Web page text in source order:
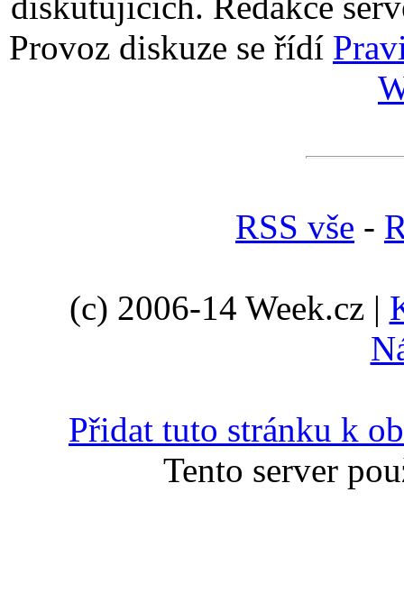
Provoz diskuze se řídí
RSS vše -
(c) 2006-14 Week.cz |
Přidat tuto stránku k
Tento server